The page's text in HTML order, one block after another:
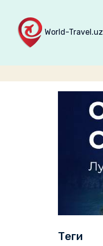
World-Travel.uz
Теги